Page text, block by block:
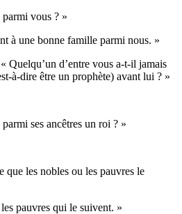
vous ? »
à une bonne famille parmi nous. »
Quelqu’un d’entre vous a-t-il jamais
à-dire être un prophète) avant lui ? »
ses ancêtres un roi ? »
que les nobles ou les pauvres le
pauvres qui le suivent. »